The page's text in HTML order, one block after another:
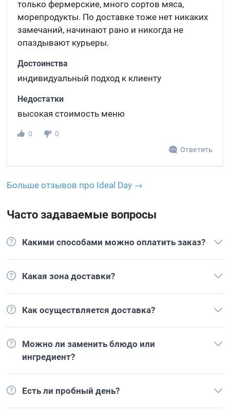
только фермерские, много сортов мяса,
морепродукты. По доставке тоже нет никаких
замечаний, начинают рано и никогда не
опаздывают курьеры.
Достоинства
индивидуальный подход к клиенту
Недостатки
высокая стоимость меню
0
0
Ответить
Больше отзывов про Ideal Day →
Часто задаваемые вопросы
Какими способами можно оплатить заказ?
Какая зона доставки?
Как осуществляется доставка?
Можно ли заменить блюдо или
ингредиент?
Есть ли пробный день?